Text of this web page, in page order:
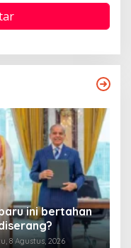
ini bertahan
8 Agustus, 2026